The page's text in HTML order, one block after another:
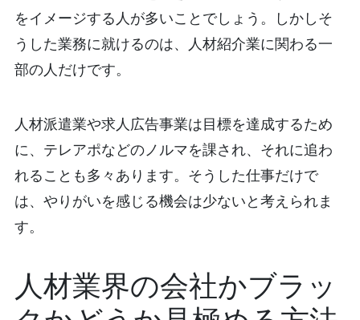
をイメージする人が多いことでしょう。しかしそ
うした業務に就けるのは、人材紹介業に関わる一
部の人だけです。
人材派遣業や求人広告事業は目標を達成するため
に、テレアポなどのノルマを課され、それに追わ
れることも多々あります。そうした仕事だけで
は、やりがいを感じる機会は少ないと考えられま
す。
人材業界の会社かブラッ